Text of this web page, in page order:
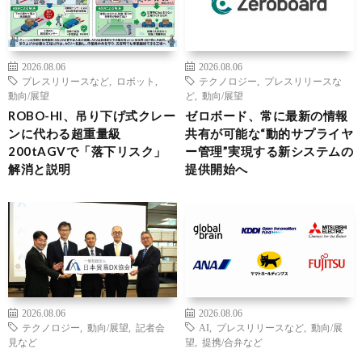
2026.08.06
プレスリリースなど
ロボット
動向/展望
ROBO-HI、吊り下げ式クレー
ンに代わる超重量級
200tAGVで「落下リスク」
解消と説明
2026.08.06
テクノロジー
プレスリリースな
ど
動向/展望
ゼロボード、常に最新の情報
共有が可能な“動的サプライヤ
ー管理”実現する新システムの
提供開始へ
2026.08.06
テクノロジー
動向/展望
記者会
見など
2026.08.06
AI
プレスリリースなど
動向/展
望
提携/合弁など